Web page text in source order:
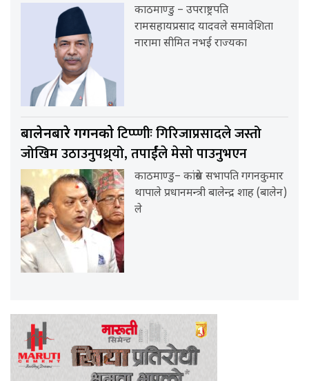
काठमाण्डु – उपराष्ट्रपति
रामसहायप्रसाद यादवले समावेशिता
नारामा सीमित नभई राज्यका
बालेनबारे गगनकोटिप्प्णीः गिरिजाप्रसादले जस्तो
जोखिम उठाउनुपथ्र्यो, तपार्ईंले मेसो पाउनुभएन
काठमाण्डु– कांग्रेस सभापति गगनकुमार
थापाले प्रधानमन्त्री बालेन्द्र शाह (बालेन)
ले